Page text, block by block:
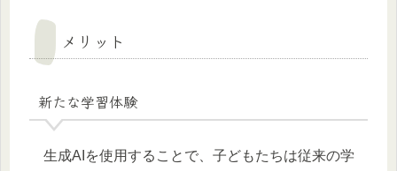
メリット
新たな学習体験
生成AIを使用することで、子どもたちは従来の学